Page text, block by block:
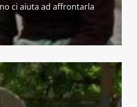
ci aiuta ad affrontarla